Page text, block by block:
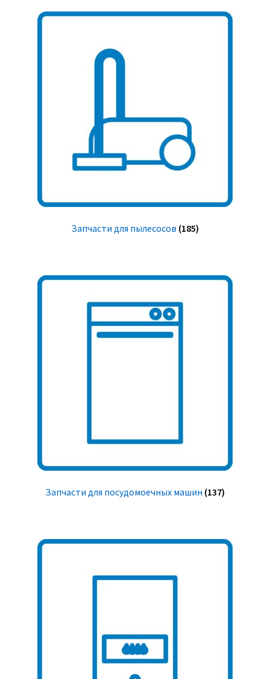
Запчасти для пылесосов (185)
Запчасти для посудомоечных машин (137)